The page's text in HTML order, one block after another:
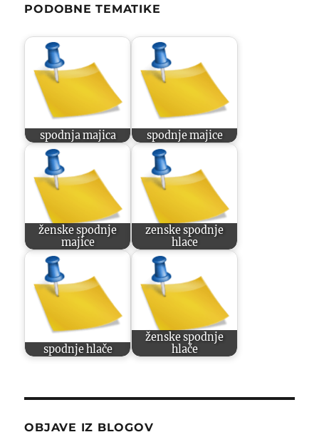
PODOBNE TEMATIKE
spodnja majica spodnje majice
ženske spodnje
majice
zenske spodnje
hlace
spodnje hlače
ženske spodnje
hlače
OBJAVE IZ BLOGOV